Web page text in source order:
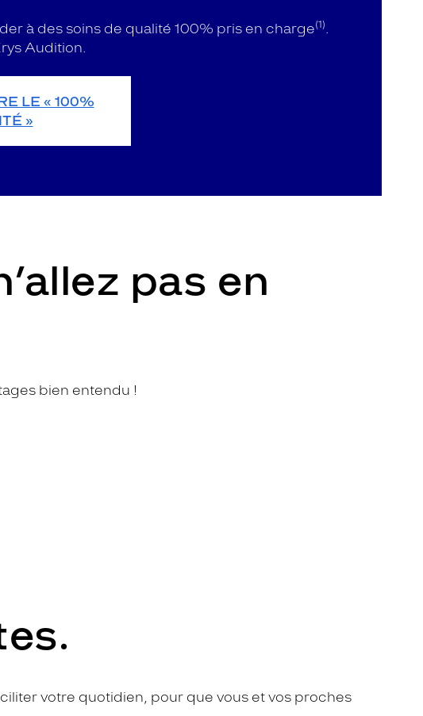
à des soins de qualité 100% pris en charge(1) .
Audition.
LE « 100%
»
pas en
bien entendu !
votre quotidien, pour que vous et vos proches